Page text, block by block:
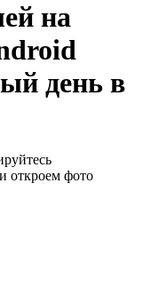
на
день в
откроем фото